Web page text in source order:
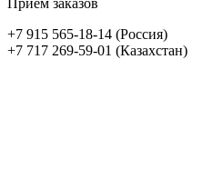
Прием заказов
+7 915 565-18-14 (Россия)
+7 717 269-59-01 (Казахстан)